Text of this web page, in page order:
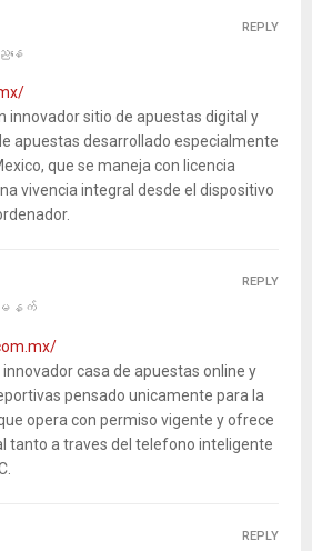
နေ
innovador sitio de apuestas digital y
apuestas desarrollado especialmente
que se maneja con licencia
vivencia integral desde el dispositivo
REPLY
မနက်
casa de apuestas online y
pensado unicamente para la
opera con permiso vigente y ofrece
tanto a traves del telefono inteligente
REPLY
REPLY